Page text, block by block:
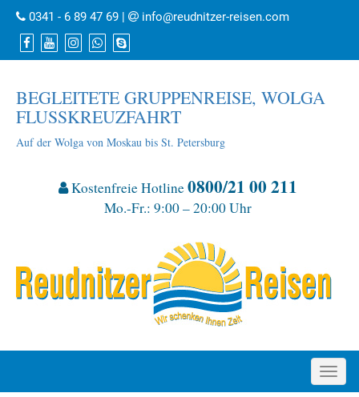
0341 - 6 89 47 69 | info@reudnitzer-reisen.com
BEGLEITETE GRUPPENREISE, WOLGA
FLUSSKREUZFAHRT
Auf der Wolga von Moskau bis St. Petersburg
Kostenfreie Hotline0800/21 00 211
Mo.-Fr.: 9:00 – 20:00 Uhr
Toggle